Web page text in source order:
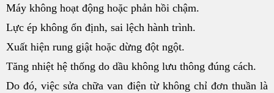
Máy không hoạt động hoặc phản hồi chậm.
Lực ép không ổn định, sai lệch hành trình.
Xuất hiện rung giật hoặc dừng đột ngột.
Tăng nhiệt hệ thống do dầu không lưu thông đúng cách.
Do đó, việc sửa chữa van điện từ không chỉ đơn thuần là